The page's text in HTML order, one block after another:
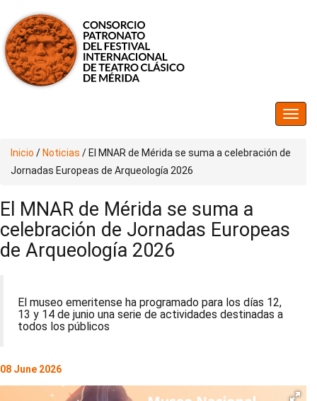
Inicio / Noticias / El MNAR de Mérida se suma a celebración de
Jornadas Europeas de Arqueología 2026
El MNAR de Mérida se suma a
celebración de Jornadas Europeas
de Arqueología 2026
El museo emeritense ha programado para los días 12,
13 y 14 de junio una serie de actividades destinadas a
todos los públicos
08 June 2026